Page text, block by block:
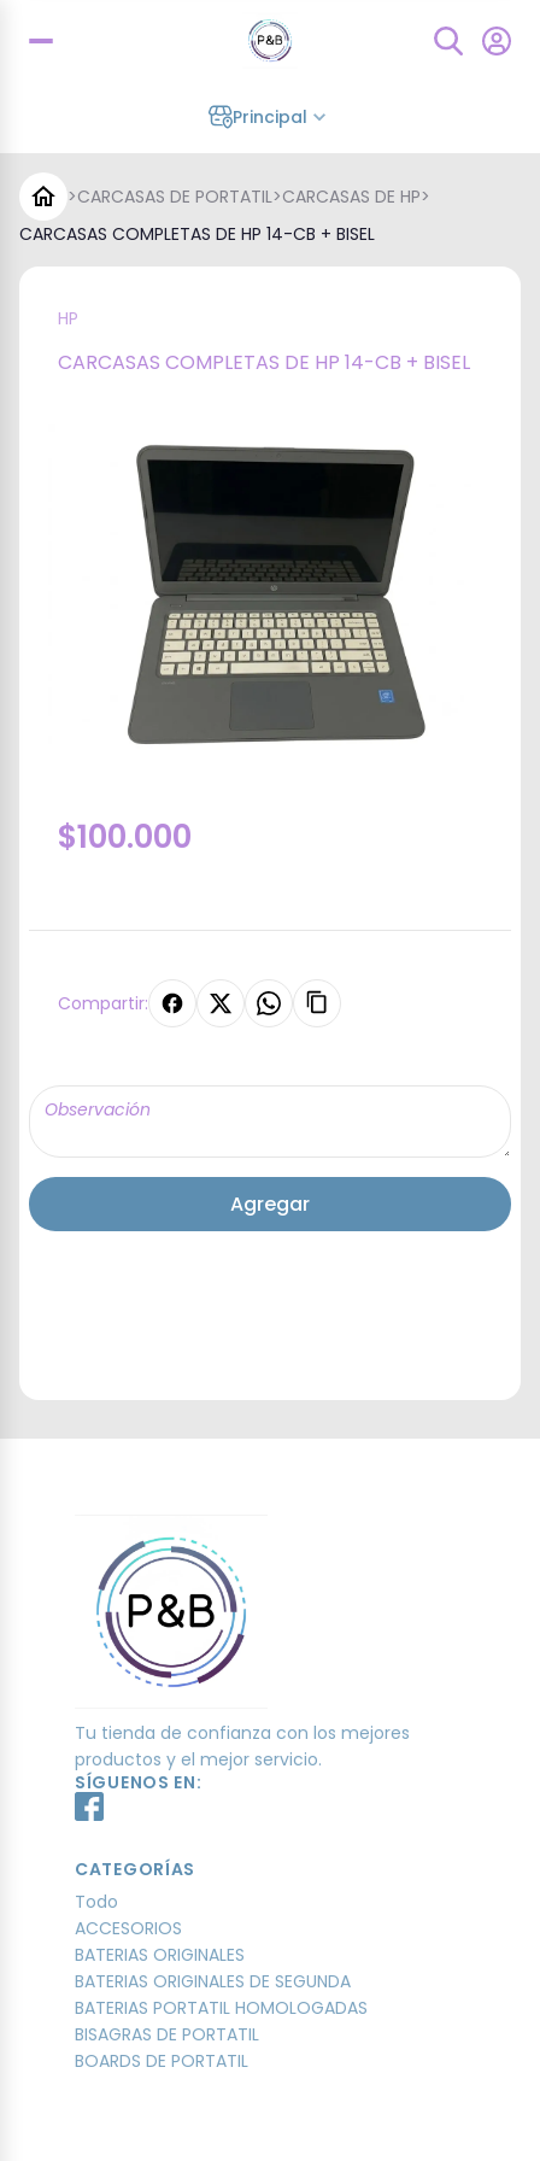
Principal
>CARCASAS DE PORTATIL>CARCASAS DE HP>
CARCASAS COMPLETAS DE HP 14-CB + BISEL
HP
CARCASAS COMPLETAS DE HP 14-CB + BISEL
$100.000
Compartir:
Agregar
Tu tienda de confianza con los mejores
productos y el mejor servicio.
SÍGUENOS EN:
CATEGORÍAS
Todo
ACCESORIOS
BATERIAS ORIGINALES
BATERIAS ORIGINALES DE SEGUNDA
BATERIAS PORTATIL HOMOLOGADAS
BISAGRAS DE PORTATIL
BOARDS DE PORTATIL